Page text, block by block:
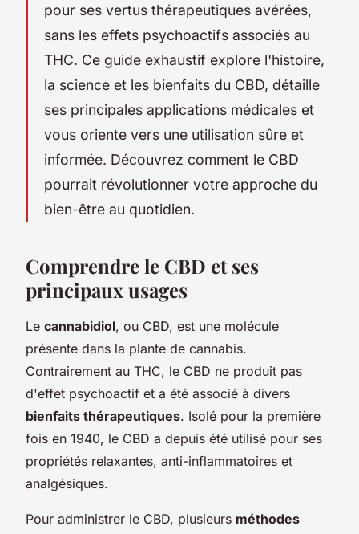
pour ses vertus thérapeutiques avérées,
sans les effets psychoactifs associés au
THC. Ce guide exhaustif explore l'histoire,
la science et les bienfaits du CBD, détaille
ses principales applications médicales et
vous oriente vers une utilisation sûre et
informée. Découvrez comment le CBD
pourrait révolutionner votre approche du
bien-être au quotidien.
Comprendre le CBD et ses
principaux usages
Le cannabidiol, ou CBD, est une molécule
présente dans la plante de cannabis.
Contrairement au THC, le CBD ne produit pas
d'effet psychoactif et a été associé à divers
bienfaits thérapeutiques. Isolé pour la première
fois en 1940, le CBD a depuis été utilisé pour ses
propriétés relaxantes, anti-inflammatoires et
analgésiques.
Pour administrer le CBD, plusieurs méthodes